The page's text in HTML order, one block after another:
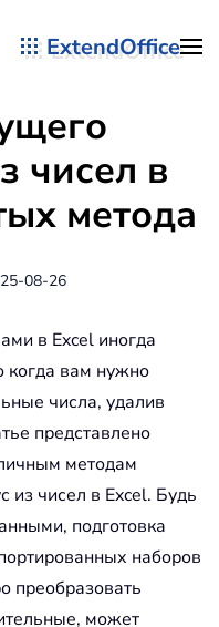
ExtendOffice
чисел в
метода
08-26
в Excel иногда
когда вам нужно
числа, удалив
представлено
методам
из чисел в Excel. Будь
подготовка
наборов
преобразовать
может